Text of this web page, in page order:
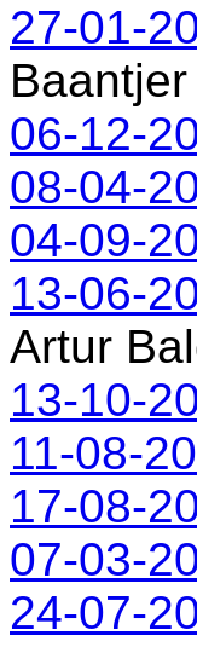
27-01-
06-12-
08-04-
04-09-
13-06-
Artur
13-10-
11-08-
17-08-
07-03-
24-07-